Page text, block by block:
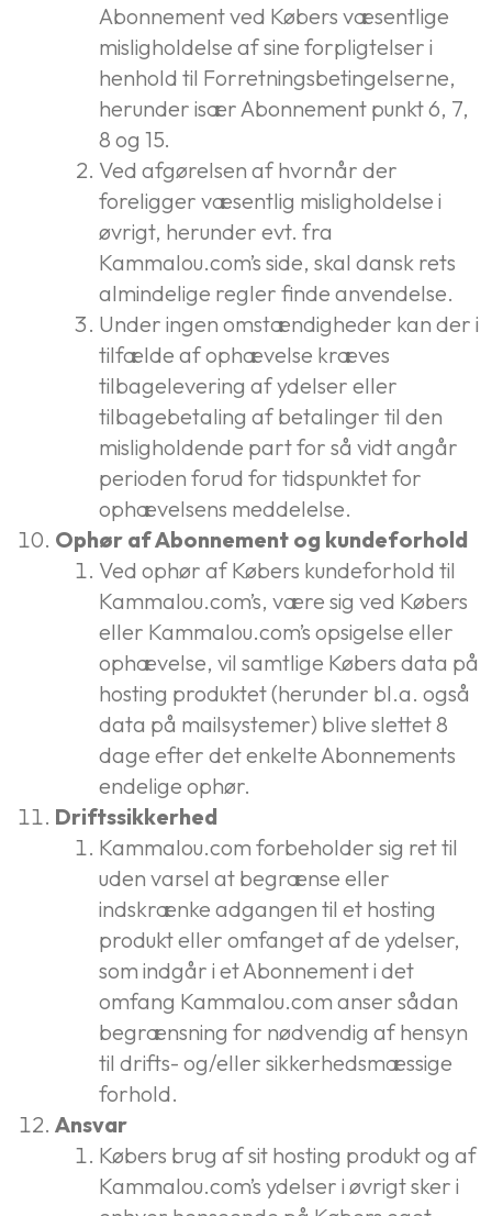
Abonnement ved Købers væsentlige
misligholdelse af sine forpligtelser i
henhold til Forretningsbetingelserne,
herunder især Abonnement punkt 6, 7,
8 og 15.
Ved afgørelsen af hvornår der
foreligger væsentlig misligholdelse i
øvrigt, herunder evt. fra
Kammalou.com’s side, skal dansk rets
almindelige regler finde anvendelse.
Under ingen omstændigheder kan der i
tilfælde af ophævelse kræves
tilbagelevering af ydelser eller
tilbagebetaling af betalinger til den
misligholdende part for så vidt angår
perioden forud for tidspunktet for
ophævelsens meddelelse.
Ophør af Abonnement og kundeforhold
Ved ophør af Købers kundeforhold til
Kammalou.com’s, være sig ved Købers
eller Kammalou.com’s opsigelse eller
ophævelse, vil samtlige Købers data på
hosting produktet (herunder bl.a. også
data på mailsystemer) blive slettet 8
dage efter det enkelte Abonnements
endelige ophør.
Driftssikkerhed
Kammalou.com forbeholder sig ret til
uden varsel at begrænse eller
indskrænke adgangen til et hosting
produkt eller omfanget af de ydelser,
som indgår i et Abonnement i det
omfang Kammalou.com anser sådan
begrænsning for nødvendig af hensyn
til drifts- og/eller sikkerhedsmæssige
forhold.
Ansvar
Købers brug af sit hosting produkt og af
Kammalou.com’s ydelser i øvrigt sker i